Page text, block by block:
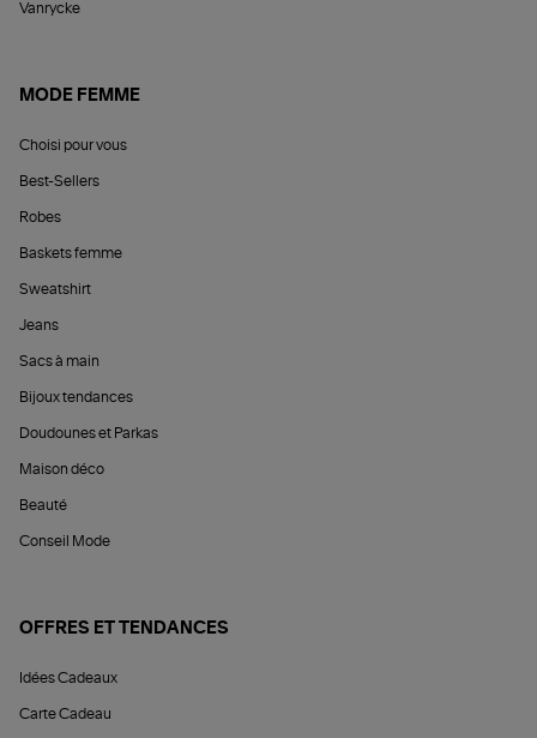
Vanrycke
MODE FEMME
Choisi pour vous
Best-Sellers
Robes
Baskets femme
Sweatshirt
Jeans
Sacs à main
Bijoux tendances
Doudounes et Parkas
Maison déco
Beauté
Conseil Mode
OFFRES ET TENDANCES
Idées Cadeaux
Carte Cadeau